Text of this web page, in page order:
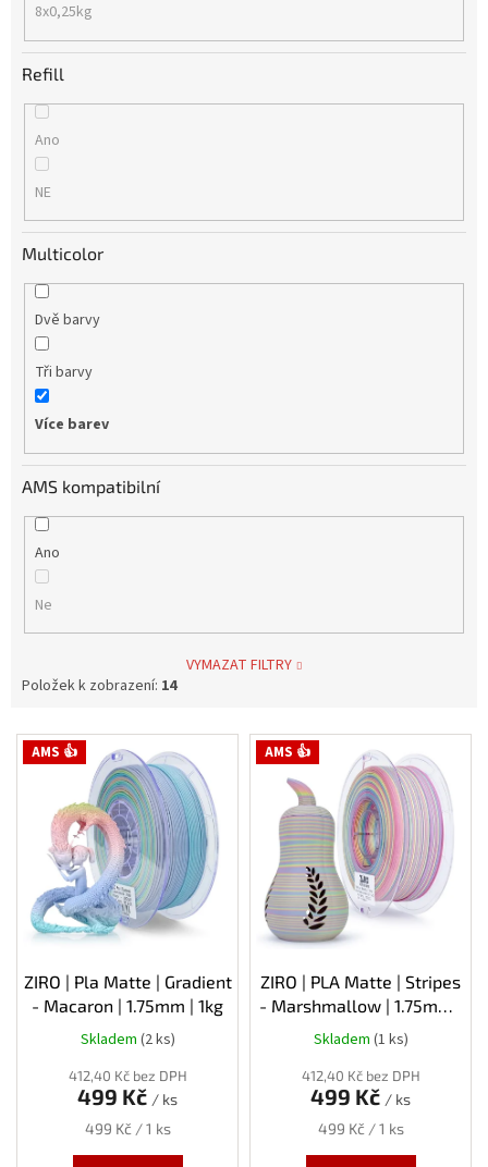
8x0,25kg
Refill
Ano
NE
Multicolor
Dvě barvy
Tři barvy
Více barev
AMS kompatibilní
Ano
Ne
VYMAZAT FILTRY
Položek k zobrazení: 14
V AMS 👍
ZIRO | Pla Matte | Gradient
- Macaron | 1.75mm | 1kg
Skladem (2 ks)
412,40 Kč bez DPH
499 Kč / ks
Měrná
499 Kč / 1 ks
AMS 👍
ZIRO | PLA Matte | Stripes
- Marshmallow | 1.75mm |
1kg
Skladem (1 ks)
412,40 Kč bez DPH
499 Kč / ks
Měrná
499 Kč / 1 ks